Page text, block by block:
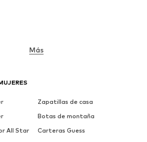
Zapatillas de casa
Botas de montaña
All Star
Carteras Guess
Más